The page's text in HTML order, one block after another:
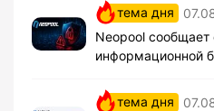
тема дня
Neopool сообщает
информационной
тема дня